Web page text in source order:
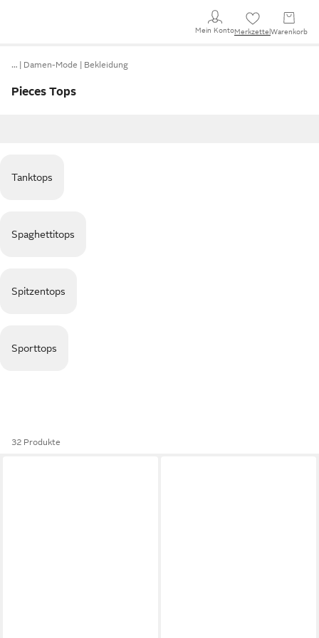
Mein KontoMerkzettel Warenkorb
… Damen-Mode Bekleidung
Pieces Tops
Tanktops
Spaghettitops
Spitzentops
Sporttops
32 Produkte